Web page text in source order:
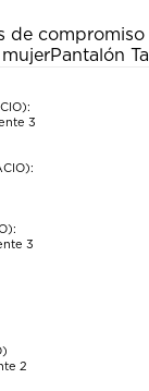
de compromiso
Pantalón
3
3
2